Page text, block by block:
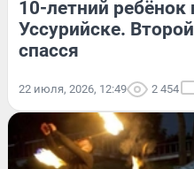
10-летний ребёнок
Уссурийске.
спасся
22 июля, 2026, 12:49 2 454